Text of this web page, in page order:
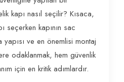
kapı nasıl seçilir? Kısaca,
seçerken kapının sac
yapısı ve en önemlisi montaj
odaklanmak, hem güvenlik
için en kritik adımlardır.